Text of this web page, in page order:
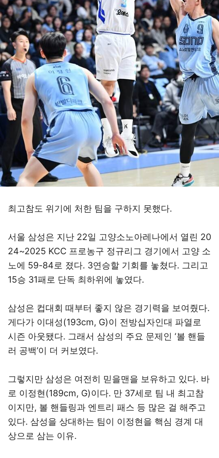
최고참도 위기에 처한 팀을 구하지 못했다.
서울 삼성은 지난 22일 고양소노아레나에서 열린 20
24~2025 KCC 프로농구 정규리그 경기에서 고양 소
노에 59-84로 졌다. 3연승할 기회를 놓쳤다. 그리고
15승 31패로 단독 최하위에 놓였다.
삼성은 컵대회 때부터 좋지 않은 경기력을 보여줬다.
게다가 이대성(193cm, G)이 전방십자인대 파열로
시즌 아웃됐다. 그래서 삼성의 주요 문제인 ‘볼 핸들
러 공백’이 더 커보였다.
그렇지만 삼성은 여전히 믿을맨을 보유하고 있다. 바
로 이정현(189cm, G)이다. 만 37세로 팀 내 최고참
이지만, 볼 핸들링과 엔트리 패스 등 많은 걸 해주고
있다. 삼성을 상대하는 팀이 이정현을 핵심 경계 대
상으로 삼는 이유.